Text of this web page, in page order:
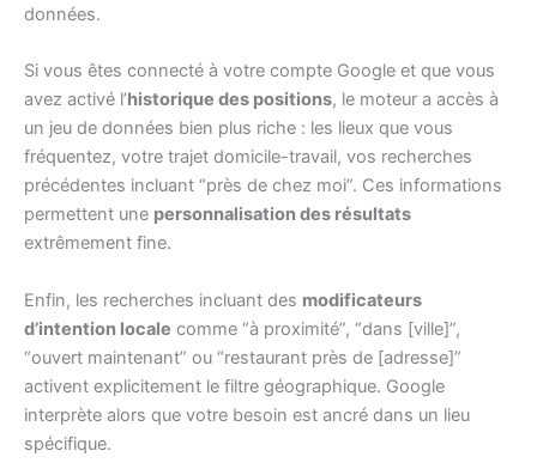
données.
Si vous êtes connecté à votre compte Google et que vous
avez activé l’historique des positions, le moteur a accès à
un jeu de données bien plus riche : les lieux que vous
fréquentez, votre trajet domicile-travail, vos recherches
précédentes incluant “près de chez moi”. Ces informations
permettent une personnalisation des résultats
extrêmement fine.
Enfin, les recherches incluant des modificateurs
d’intention locale comme “à proximité”, “dans [ville]”,
“ouvert maintenant” ou “restaurant près de [adresse]”
activent explicitement le filtre géographique. Google
interprète alors que votre besoin est ancré dans un lieu
spécifique.